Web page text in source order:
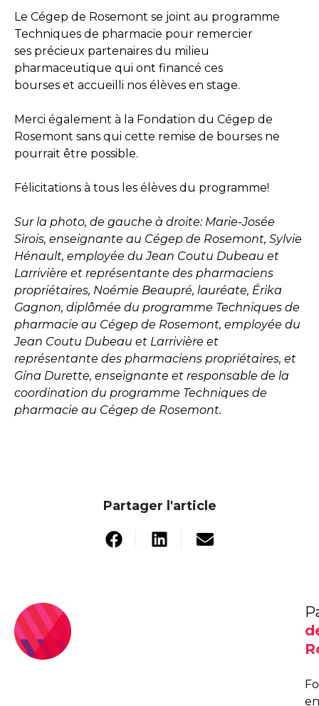
Le Cégep de Rosemont se joint au programme
Techniques de pharmacie pour remercier
ses précieux partenaires du milieu
pharmaceutique qui ont financé ces
bourses et accueilli nos élèves en stage.
Merci également à la Fondation du Cégep de
Rosemont sans qui cette remise de bourses ne
pourrait être possible.
Félicitations à tous les élèves du programme!
Sur la photo, de gauche à droite: Marie-Josée
Sirois, enseignante au Cégep de Rosemont, Sylvie
Hénault, employée du Jean Coutu Dubeau et
Larrivière et représentante des pharmaciens
propriétaires, Noémie Beaupré, lauréate, Érika
Gagnon, diplômée du programme Techniques de
pharmacie au Cégep de Rosemont, employée du
Jean Coutu Dubeau et Larrivière et
représentante des pharmaciens propriétaires, et
Gina Durette, enseignante et responsable de la
coordination du programme Techniques de
pharmacie au Cégep de Rosemont.
Partager l'article
en